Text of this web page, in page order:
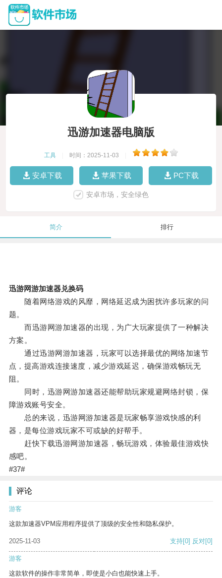
迅游加速器电脑版
工具 时间：2025-11-03
安卓下载 苹果下载 PC下载
安卓市场，安全绿色
简介 排行
迅游网游加速器兑换码
随着网络游戏的风靡，网络延迟成为困扰许多玩家的问
题。
而迅游网游加速器的出现，为广大玩家提供了一种解决
方案。
通过迅游网游加速器，玩家可以选择最优的网络加速节
点，提高游戏连接速度，减少游戏延迟，确保游戏畅玩无
阻。
同时，迅游网游加速器还能帮助玩家规避网络封锁，保
障游戏账号安全。
总的来说，迅游网游加速器是玩家畅享游戏快感的利
器，是每位游戏玩家不可或缺的好帮手。
赶快下载迅游网游加速器，畅玩游戏，体验最佳游戏快
感吧。
#37#
评论
游客
这款加速器VPM应用程序提供了顶级的安全性和隐私保护。
2025-11-03 支持[0] 反对[0]
游客
这款软件的操作非常简单，即使是小白也能快速上手。